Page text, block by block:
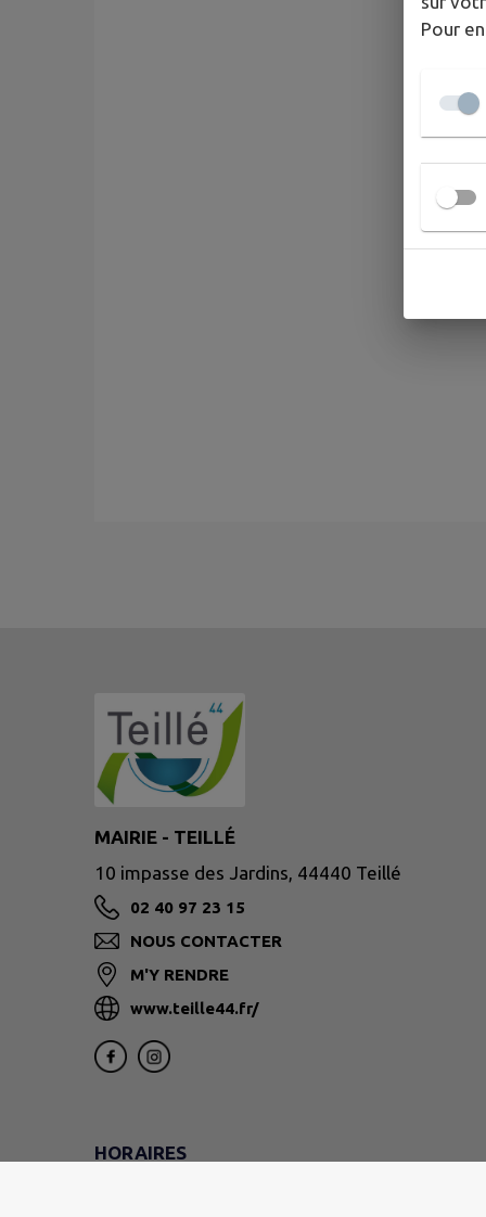
MAIRIE - TEILLÉ
10 impasse des Jardins, 44440 Teillé
02 40 97 23 15
NOUS CONTACTER
M'Y RENDRE
www.teille44.fr/
HORAIRES
Pour